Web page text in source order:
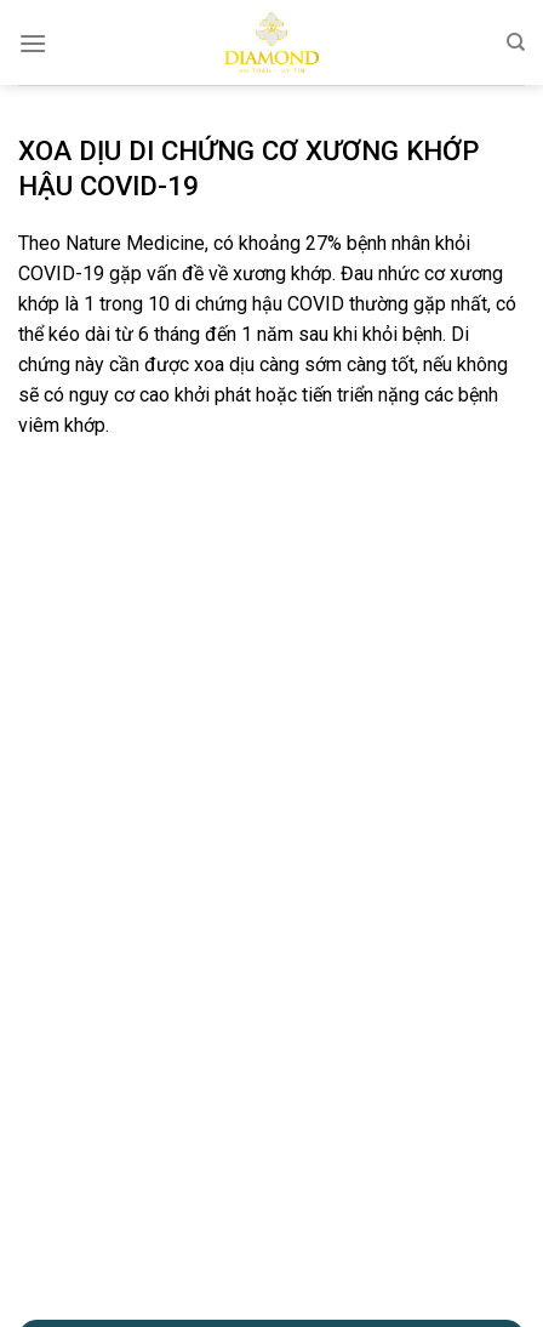
qua
XOA DỊU DI CHỨNG CƠ XƯƠNG KHỚP
HẬU COVID-19
Theo Nature Medicine, có khoảng 27% bệnh nhân khỏi
COVID-19 gặp vấn đề về xương khớp. Đau nhức cơ xương
khớp là 1 trong 10 di chứng hậu COVID thường gặp nhất, có
thể kéo dài từ 6 tháng đến 1 năm sau khi khỏi bệnh. Di
chứng này cần được xoa dịu càng sớm càng tốt, nếu không
sẽ có nguy cơ cao khởi phát hoặc tiến triển nặng các bệnh
viêm khớp.